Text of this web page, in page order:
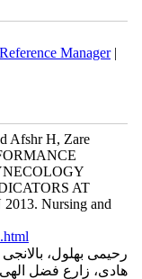
|Reference Manager
Afshr H, Zare
AT
Nursing and
رحیمی بهلول،
هادی، زارع فضل